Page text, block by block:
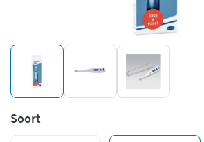
Soort